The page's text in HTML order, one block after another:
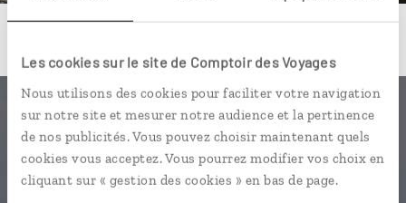
Les cookies sur le site de Comptoir des Voyages
Nous utilisons des cookies pour faciliter votre navigation
sur notre site et mesurer notre audience et la pertinence
de nos publicités. Vous pouvez choisir maintenant quels
cookies vous acceptez. Vous pourrez modifier vos choix en
cliquant sur « gestion des cookies » en bas de page.
Une envie de voyage
particulière ?